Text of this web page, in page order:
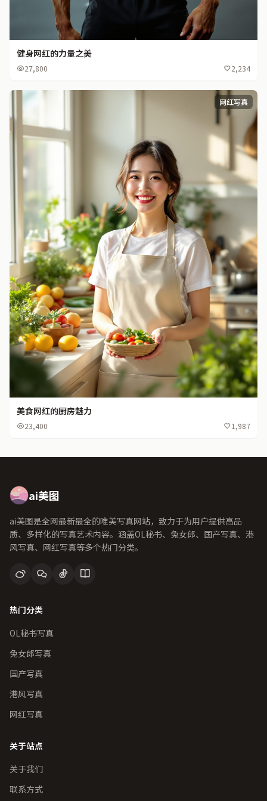
健身网红的力量之美
27,800 2,234
网红写真
美食网红的厨房魅力
23,400 1,987
ai美图
ai美图是全网最新最全的唯美写真网站，致力于为用户提供高品
质、多样化的写真艺术内容。涵盖OL秘书、兔女郎、国产写真、港
风写真、网红写真等多个热门分类。
热门分类
OL秘书写真
兔女郎写真
国产写真
港风写真
网红写真
关于站点
关于我们
联系方式